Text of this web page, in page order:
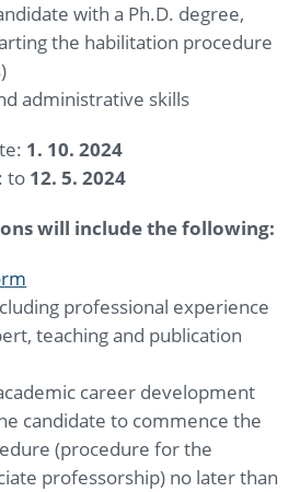
with a Ph.D. degree,
the habilitation procedure
administrative skills
1. 10. 2024
to 12. 5. 2024
will include the following:
professional experience
teaching and publication
career development
candidate to commence the
(procedure for the
professorship) no later than